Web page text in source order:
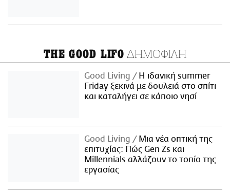
THE GOOD LIFO ΔΗΜΟΦΙΛΗ
Good Living
Η ιδανική summer
Friday ξεκινά με δουλειά στο σπίτι
και καταλήγει σε κάποιο νησί
Good Living
Μια νέα οπτική της
επιτυχίας: Πώς Gen Zs και
Millennials αλλάζουν το τοπίο της
εργασίας